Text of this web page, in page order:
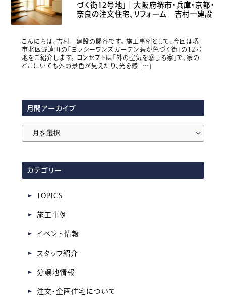
づく街12号地」｜大阪府堺市・兵庫・京都・
奈良の注文住宅、リフォーム 吉村一建設
こんにちは、吉村一建設の関谷です。 施工事例として、今回は堺
市北区野遠町の「ヨッシーワンズガーデン碧が色づく街」の12号
地をご紹介します。 コンセプトは「外の空気を感じる家」で、家の
どこにいても外の景色が見えたり、光を感 […]
月間アーカイブ
ア
ー
カ
イ
カテゴリー
TOPICS
施工事例
イベント情報
スタッフ紹介
分譲地情報
注文・企画住宅について